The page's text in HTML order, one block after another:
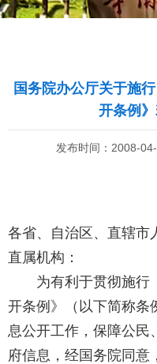
国务院办公厅关于施
开条例
发布时间：2008-
（国办发
各省、自治区、直辖市
直属机构：
为有利于贯彻施行
开条例》（以下简称条
息公开工作，保障公民
府信息，经国务院同意